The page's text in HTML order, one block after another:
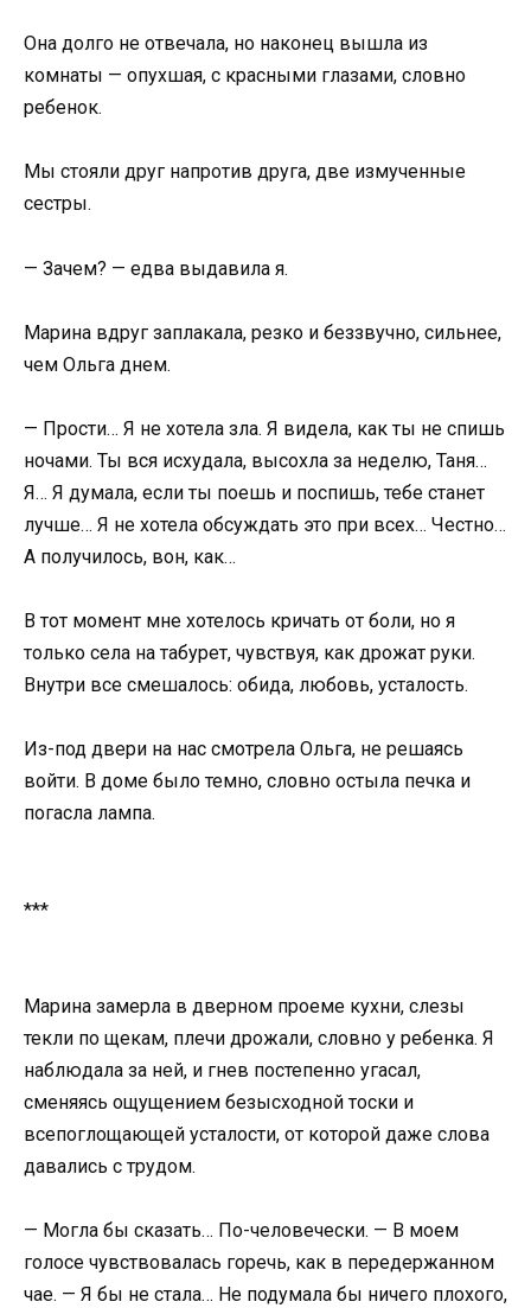
Она долго не отвечала, но наконец вышла из
комнаты — опухшая, с красными глазами, словно
ребенок.
Мы стояли друг напротив друга, две измученные
сестры.
— Зачем? — едва выдавила я.
Марина вдруг заплакала, резко и беззвучно, сильнее,
чем Ольга днем.
— Прости… Я не хотела зла. Я видела, как ты не спишь
ночами. Ты вся исхудала, высохла за неделю, Таня…
Я… Я думала, если ты поешь и поспишь, тебе станет
лучше… Я не хотела обсуждать это при всех… Честно…
А получилось, вон, как…
В тот момент мне хотелось кричать от боли, но я
только села на табурет, чувствуя, как дрожат руки.
Внутри все смешалось: обида, любовь, усталость.
Из-под двери на нас смотрела Ольга, не решаясь
войти. В доме было темно, словно остыла печка и
погасла лампа.
***
Марина замерла в дверном проеме кухни, слезы
текли по щекам, плечи дрожали, словно у ребенка. Я
наблюдала за ней, и гнев постепенно угасал,
сменяясь ощущением безысходной тоски и
всепоглощающей усталости, от которой даже слова
давались с трудом.
— Могла бы сказать… По-человечески. — В моем
голосе чувствовалась горечь, как в передержанном
чае. — Я бы не стала… Не подумала бы ничего плохого,